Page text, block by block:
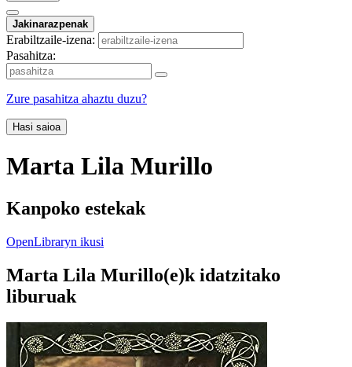
Jakinarazpenak
Erabiltzaile-izena:
Pasahitza:
Zure pasahitza ahaztu duzu?
Hasi saioa
Marta Lila Murillo
Kanpoko estekak
OpenLibraryn ikusi
Marta Lila Murillo(e)k idatzitako
liburuak